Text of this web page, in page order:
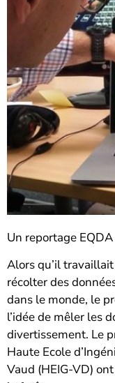
Un reportage EQDA
Alors qu’il
récolter des
dans le monde, le
l’idée de mêler les
divertissement. Le
Haute Ecole
Vaud (HEIG-VD)